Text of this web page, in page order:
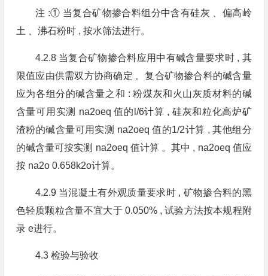
注 :① 当复合矿物掺合料组分中含有硅灰 、偏高岭
土 、沸石粉时 , 按水筛法进行。
4.2.8 当复合矿物掺合料应用中有碱含量要求时 , 其
限值应由供需双方协商确定 。复合矿物掺合料的碱含量
应为各组分的碱含量之和 : 粉煤灰和火山灰质材料的碱
含量可用实测 na2oeq 值的l/6计算 , 硅灰和粒化高炉矿
渣粉的碱含量可用实测 na2oeq 值的1/2计算 , 其他组分
的碱含量可按实测 na2oeq 值计算 。其中 , na2oeq 值应
按 na2o 0.658k2o计算。
4.2.9 当混凝土有外观质量要求时 , 矿物掺合料的黑
色轻质颗粒含量不宜大于 0.050% , 试验方法按本规程附
录 e进行。
4.3 检验与验收